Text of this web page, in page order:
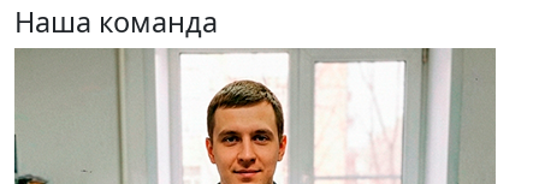
Наша команда